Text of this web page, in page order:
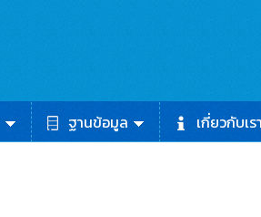
ฐานข้อมูล เกี่ยวกับเรา